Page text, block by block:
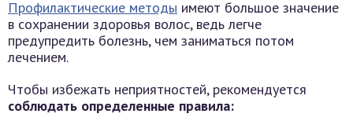
Профилактические методы имеют большое значение
в сохранении здоровья волос, ведь легче
предупредить болезнь, чем заниматься потом
лечением.
Чтобы избежать неприятностей, рекомендуется
соблюдать определенные правила: